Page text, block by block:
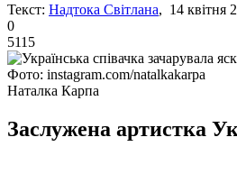
Текст: Надтока Світлана, 14 квітня
0
5115
Фото: instagram.com/natalkakarpa
Наталка Карпа
Заслужена артистка